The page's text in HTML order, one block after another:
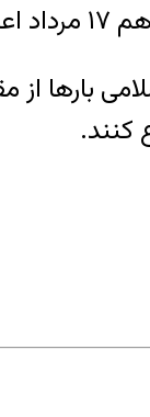
کرده است.
بارها از
کنند.